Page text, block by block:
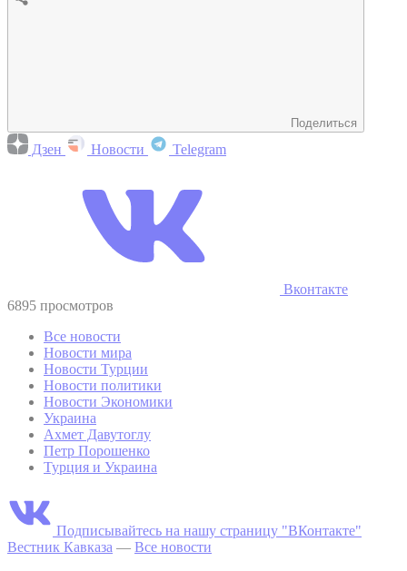
Поделиться
Дзен Новости Telegram
Вконтакте
6895 просмотров
Все новости
Новости мира
Новости Турции
Новости политики
Новости Экономики
Украина
Ахмет Давутоглу
Петр Порошенко
Турция и Украина
Подписывайтесь на нашу страницу "ВКонтакте"
Вестник Кавказа — Все новости